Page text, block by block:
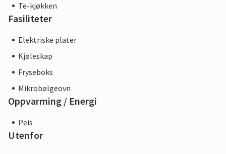
Te-kjøkken
Fasiliteter
Elektriske plater
Kjøleskap
Fryseboks
Mikrobølgeovn
Oppvarming / Energi
Peis
Utenfor